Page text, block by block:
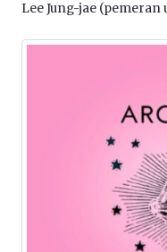
Lee Jung-jae (pemeran